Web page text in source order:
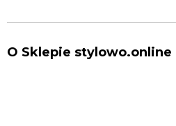
O Sklepie stylowo.online